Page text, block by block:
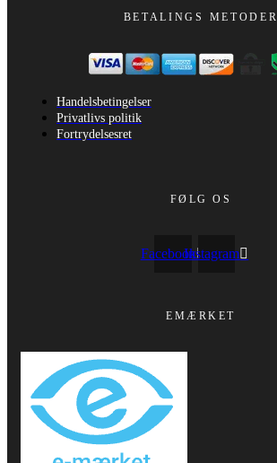
BETALINGS METODER
Handelsbetingelser
Privatlivs politik
Fortrydelsesret
FØLG OS
FacebookInstagram
EMÆRKET